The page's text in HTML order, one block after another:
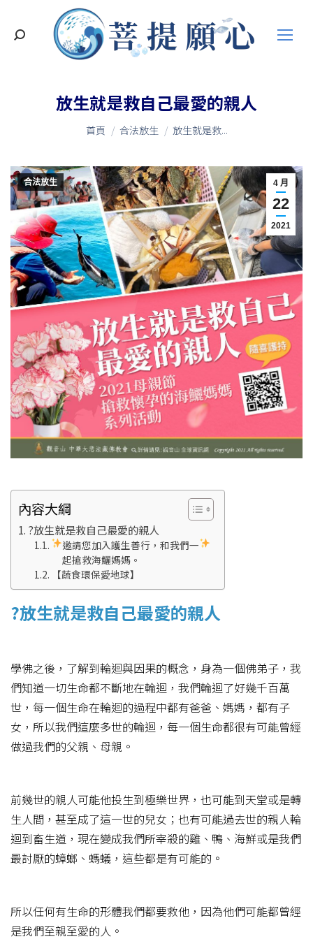
搜
放生就是救自己最愛的親人
您在這裡：
首頁 合法放生 放生就是救...
4 月
22
2021
合法放生
內容大綱
​?放生就是救自己最愛的親人
邀請您加入護生善行，和我們一
起搶救海鱺媽媽。
【蔬食環保愛地球】
​?放生就是救自己最愛的親人
學佛之後，了解到輪迴與因果的概念，身為一個佛弟子，我
們知道一切生命都不斷地在輪迴，我們輪迴了好幾千百萬
世，每一個生命在輪迴的過程中都有爸爸、媽媽，都有子
女，所以我們這麼多世的輪迴，每一個生命都很有可能曾經
做過我們的父親、母親。
前幾世的親人可能他投生到極樂世界，也可能到天堂或是轉
生人間，甚至成了這一世的兒女；也有可能過去世的親人輪
迴到畜生道，現在變成我們所宰殺的雞、鴨、海鮮或是我們
最討厭的蟑螂、螞蟻，這些都是有可能的。
所以任何有生命的形體我們都要救他，因為他們可能都曾經
是我們至親至愛的人。